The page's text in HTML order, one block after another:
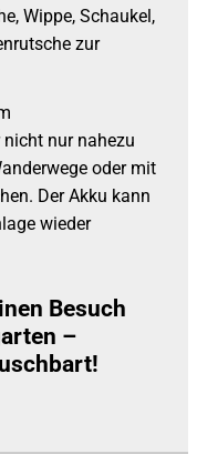
Wippe, Schaukel,
zur
nur nahezu
oder mit
Der Akku kann
wieder
Besuch
–